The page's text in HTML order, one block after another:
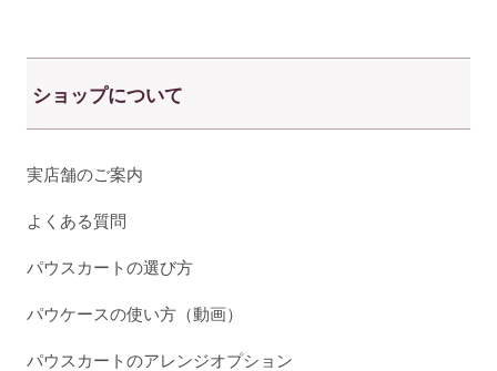
ショップについて
実店舗のご案内
よくある質問
パウスカートの選び方
パウケースの使い方（動画）
パウスカートのアレンジオプション